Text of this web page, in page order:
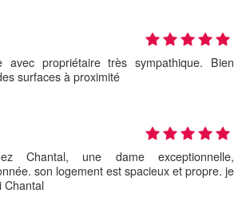
avec propriétaire très sympathique. Bien
surfaces à proximité
Chantal, une dame exceptionnelle,
son logement est spacieux et propre. je
Chantal